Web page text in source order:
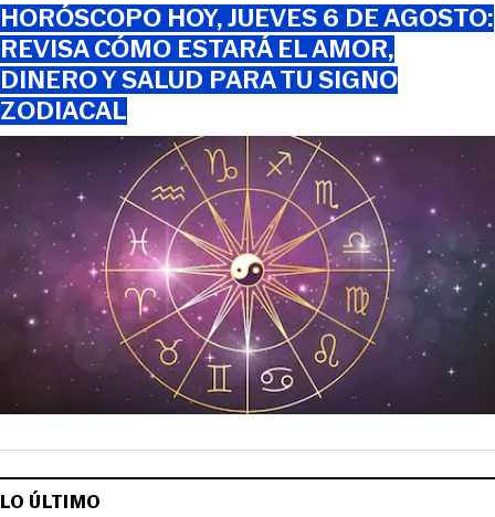
HORÓSCOPO HOY, JUEVES 6 DE AGOSTO:
REVISA CÓMO ESTARÁ EL AMOR,
DINERO Y SALUD PARA TU SIGNO
ZODIACAL
LO ÚLTIMO